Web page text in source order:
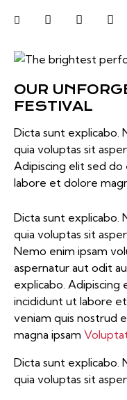
OUR
FESTIVAL
Dicta sunt explicabo.
quia voluptas sit
Adipiscing elit sed
labore et dolore
Dicta sunt explicabo.
quia voluptas sit
Nemo enim ipsam
aspernatur aut odit
explicabo.
incididunt ut labore
veniam quis nostrud
magna ipsam
Dicta sunt explicabo.
quia voluptas sit